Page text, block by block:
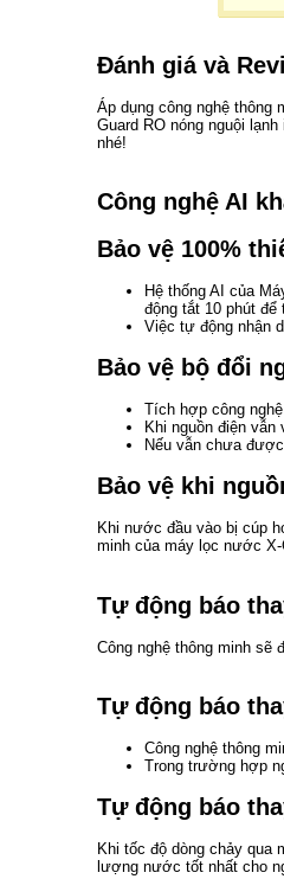
Đánh giá và
Áp dụng công nghệ
Guard RO nóng nguội
nhé!
Công nghệ AI
Bảo vệ 100%
Hệ thống AI của
động tắt 10 phút
Việc tự động nhận
Bảo vệ bộ đổi
Tích hợp công
Khi nguồn điện
Nếu vẫn chưa
Bảo vệ khi
Khi nước đầu vào bị cúp
minh của máy lọc nước X-
Tự động báo
Công nghệ thông minh
Tự động báo
Công nghệ thông
Trong trường hợp
Tự động báo
Khi tốc độ dòng chảy qua
lượng nước tốt nhất cho